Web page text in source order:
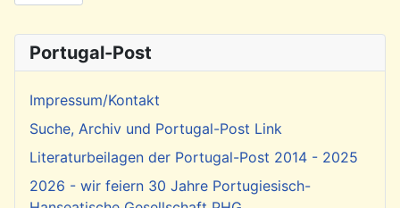
Portugal-Post
Impressum/Kontakt
Suche, Archiv und Portugal-Post Link
Literaturbeilagen der Portugal-Post 2014 - 2025
2026 - wir feiern 30 Jahre Portugiesisch-